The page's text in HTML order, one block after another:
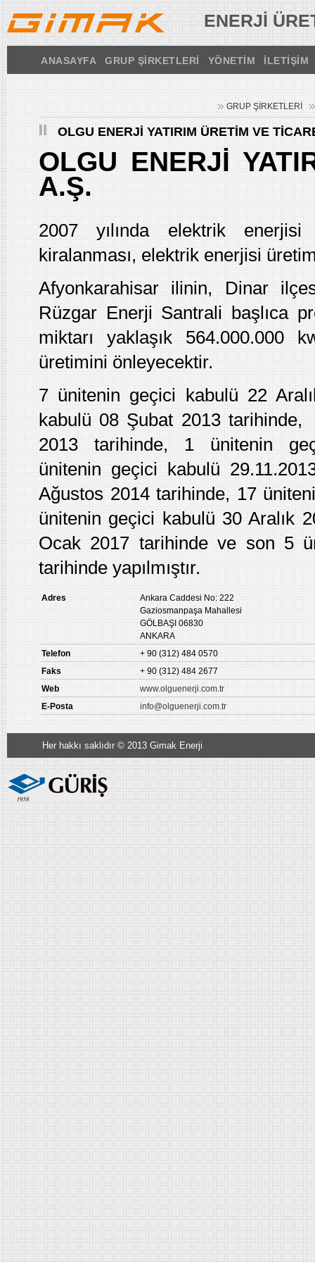
ENERJİ
ANASAYFA GRUP ŞİRKETLERİ YÖNETİM İLETİŞİM
GRUP ŞİRKETLERİ
OLGU ENERJİ YATIRIM ÜRETİM VE
OLGU ENERJİ
A.Ş.
2007 yılında elektrik enerjisi
kiralanması, elektrik enerjisi
Afyonkarahisar ilinin, Dinar
Rüzgar Enerji Santrali başlıca
miktarı yaklaşık 564.000.000
üretimini önleyecektir.
7 ünitenin geçici kabulü 22
kabulü 08 Şubat 2013
2013 tarihinde, 1 ünitenin
ünitenin geçici kabulü
Ağustos 2014 tarihinde, 17
ünitenin geçici kabulü 30 Aralık
Ocak 2017 tarihinde ve son 5
tarihinde yapılmıştır.
Adres
Ankara Caddesi No: 222
Gaziosmanpaşa Mahallesi
GÖLBAŞI 06830
ANKARA
Telefon
+ 90 (312) 484 0570
Faks
+ 90 (312) 484 2677
Web
www.olguenerji.com.tr
E-Posta
info@olguenerji.com.tr
Her hakkı saklıdır © 2013 Gimak Enerji